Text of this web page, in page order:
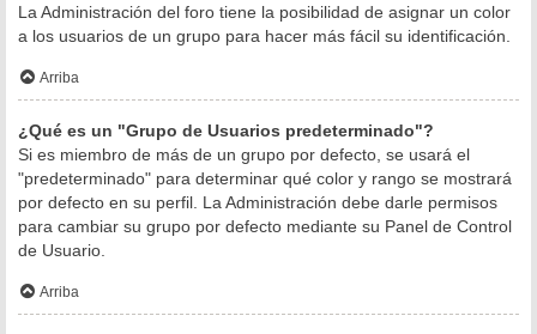
La Administración del foro tiene la posibilidad de asignar un color
a los usuarios de un grupo para hacer más fácil su identificación.
Arriba
¿Qué es un "Grupo de Usuarios predeterminado"?
Si es miembro de más de un grupo por defecto, se usará el
"predeterminado" para determinar qué color y rango se mostrará
por defecto en su perfil. La Administración debe darle permisos
para cambiar su grupo por defecto mediante su Panel de Control
de Usuario.
Arriba